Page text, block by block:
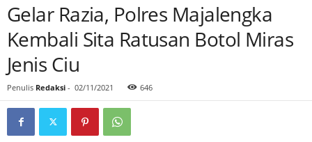
Gelar Razia, Polres Majalengka
Kembali Sita Ratusan Botol Miras
Jenis Ciu
Penulis Redaksi - 02/11/2021 646